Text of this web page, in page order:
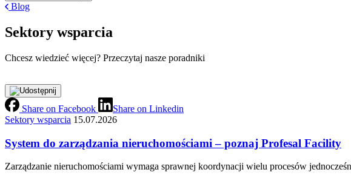
Blog
Sektory wsparcia
Chcesz wiedzieć więcej? Przeczytaj nasze poradniki
Share on Facebook
Share on Linkedin
Sektory wsparcia 15.07.2026
System do zarządzania nieruchomościami – poznaj Profesal Facility
Zarządzanie nieruchomościami wymaga sprawnej koordynacji wielu procesów